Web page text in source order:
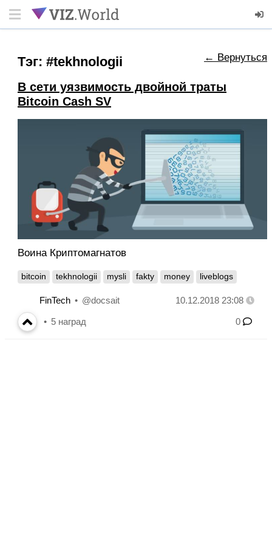
← Вернуться
Тэг: #tekhnologii
В сети уязвимость двойной траты
Bitcoin Cash SV
Воина Криптомагнатов
bitcoin tekhnologii mysli fakty money liveblogs
FinTech @docsait 10.12.2018 23:08
5 наград 0